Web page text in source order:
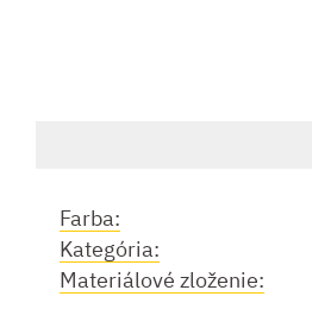
Farba:
Kategória:
Materiálové zloženie: